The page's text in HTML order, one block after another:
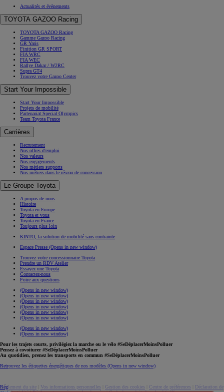
Actualités et évènements
TOYOTA GAZOO Racing
TOYOTA GAZOO Racing
Gamme Gazoo Racing
GR Yaris
Finition GR SPORT
FIA WRC
FIA WEC
Rallye Dakar / W2RC
Supra GT4
Trouvez votre Gazoo Center
Start Your Impossible
Start Your Impossible
Projets de mobilité
Partenariat Special Olympics
Team Toyota France
Carrières
Recrutement
Nos offres d'emploi
Nos valeurs
Nos engagements
Nos métiers supports
Nos métiers dans le réseau de concession
Le Groupe Toyota
A propos de nous
Histoire
Toyota en Europe
Toyota et vous
Toyota en France
Toujours plus loin
KINTO, la solution de mobilité sans contrainte
Espace Presse (Opens in new window)
Trouvez votre concessionnaire Toyota
Prendre un RDV Atelier
Essayez une Toyota
Contactez-nous
Foire aux questions
(Opens in new window)
(Opens in new window)
(Opens in new window)
(Opens in new window)
(Opens in new window)
(Opens in new window)
(Opens in new window)
(Opens in new window)
Pour les trajets courts, privilégiez la marche ou le vélo #SeDéplacerMoinsPolluer
Pensez à covoiturer #SeDéplacerMoinsPolluer
Au quotidien, prenez les transports en commun #SeDéplacerMoinsPolluer
Retrouvez les étiquettes énergétiques de nos modèles (Opens in new window)
Réglement du site Vos informations personnelles Gestion des cookies Centre de préférences
Déclaration de